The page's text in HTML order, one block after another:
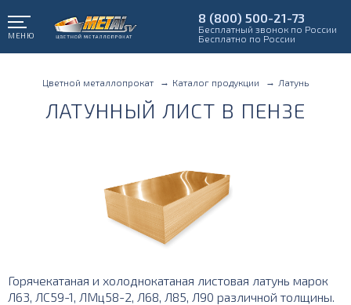
МЕНЮ
8 (800) 500-21-73
Бесплатный звонок по России
Бесплатно по России
Цветной металлопрокат Каталог продукции Латунь
ЛАТУННЫЙ ЛИСТ В ПЕНЗЕ
Горячекатаная и холоднокатаная листовая латунь марок
Л63, ЛС59-1, ЛМц58-2, Л68, Л85, Л90 различной толщины.